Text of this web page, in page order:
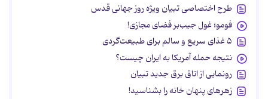
طرح اختصاصی تبیان ویژه روز جهانی قدس
فومو؛ غول جیب‌بر فضای مجازی!
۵ غذای سریع و سالم برای طبیعت‌گردی
نتیجه حمله آمریکا به ایران چیست؟
رونمایی از اتاق برق جدید تبیان
زهرهای پنهان خانه را بشناسید!